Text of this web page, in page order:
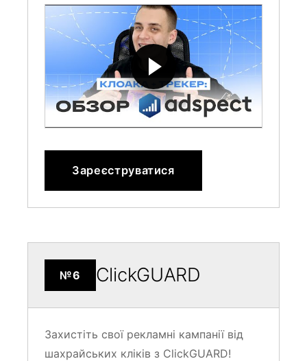
Зареєструватися
№6 ClickGUARD
Захистіть свої рекламні кампанії від
шахрайських кліків з ClickGUARD!